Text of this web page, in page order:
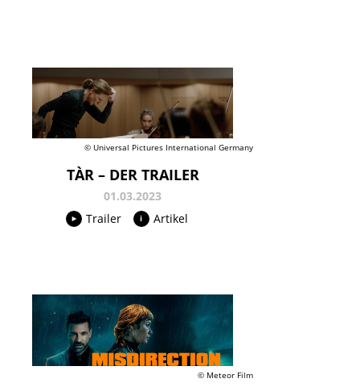
© Universal Pictures International Germany
TÀR – DER TRAILER
01.03.2023
Trailer
Artikel
© Meteor Film